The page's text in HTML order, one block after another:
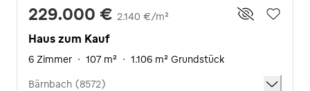
229.000 € 2.140 €/m²
Haus zum Kauf
6 Zimmer · 107 m² · 1.106 m² Grundstück
Bärnbach (8572)